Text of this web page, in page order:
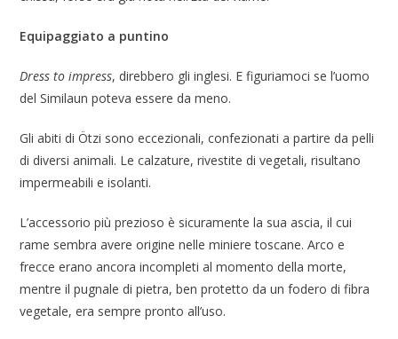
Equipaggiato a puntino
Dress to impress, direbbero gli inglesi. E figuriamoci se l’uomo
del Similaun poteva essere da meno.
Gli abiti di Ötzi sono eccezionali, confezionati a partire da pelli
di diversi animali. Le calzature, rivestite di vegetali, risultano
impermeabili e isolanti.
L’accessorio più prezioso è sicuramente la sua ascia, il cui
rame sembra avere origine nelle miniere toscane. Arco e
frecce erano ancora incompleti al momento della morte,
mentre il pugnale di pietra, ben protetto da un fodero di fibra
vegetale, era sempre pronto all’uso.